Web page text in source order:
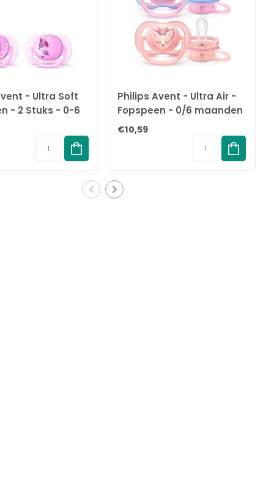
- Ultra Soft
- 2 Stuks - 0-6
- Paars
Philips Avent - Ultra Air -
Fopspeen - 0/6 maanden
- 2 stuks - SCF085/02
€10,59